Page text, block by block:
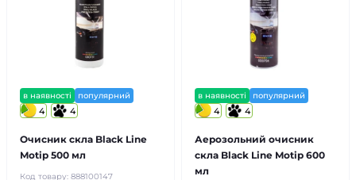
в наявності популярний
4 4
Очисник скла Black Line
Motip 500 мл
Код товару: 888100147
в наявності популярний
4 4
Аерозольний очисник
скла Black Line Motip 600
мл